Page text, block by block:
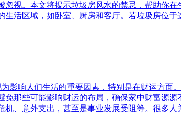
视。本文将揭示垃圾房风水的禁忌，帮助你
活区域，如卧室、厨房和客厅。若垃圾房位于
影响人们生活的重要因素，特别是在财运方
那些可能影响财运的布局，确保家中财富源
、意外支出，甚至是事业发展受阻等。很多人